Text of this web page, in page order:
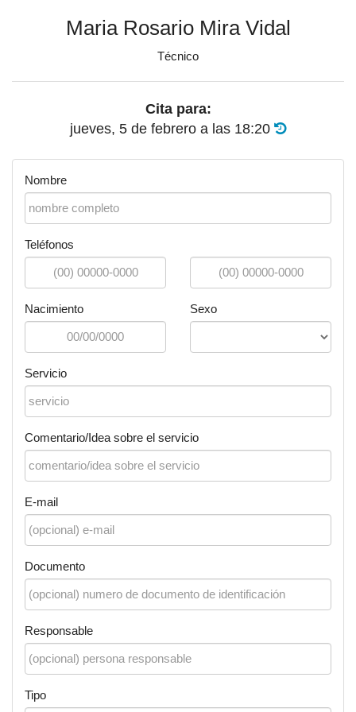
Maria Rosario Mira Vidal
Técnico
Cita para:
jueves, 5 de febrero a las 18:20
Nombre
Teléfonos
Nacimiento Sexo
Servicio
Comentario/Idea sobre el servicio
E-mail
Documento
Responsable
Tipo